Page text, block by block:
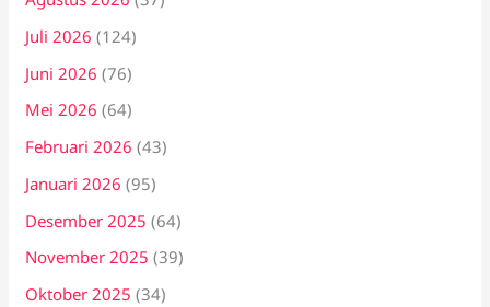
Juli 2026 (124)
Juni 2026 (76)
Mei 2026 (64)
Februari 2026 (43)
Januari 2026 (95)
Desember 2025 (64)
November 2025 (39)
Oktober 2025 (34)